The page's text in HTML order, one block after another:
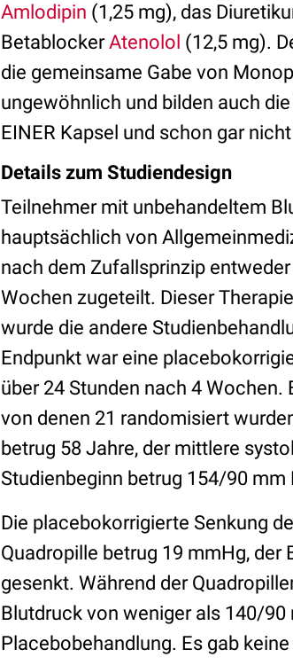
Amlodipin (1,25 mg), das
BetablockerAtenolol (12,5 mg).
die gemeinsame Gabe von
ungewöhnlich und bilden auch
EINER Kapsel und schon gar
Details zum Studiendesign
Teilnehmer mit unbehandeltem
hauptsächlich von
nach dem Zufallsprinzip
Wochen zugeteilt. Dieser
wurde die andere
Endpunkt war eine
über 24 Stunden nach 4
von denen 21 randomisiert
betrug 58 Jahre, der mittlere
Studienbeginn betrug 154/90
Die placebokorrigierte Senkung
Quadropille betrug 19 mmHg,
gesenkt. Während der
Blutdruck von weniger als 140/
Placebobehandlung. Es gab